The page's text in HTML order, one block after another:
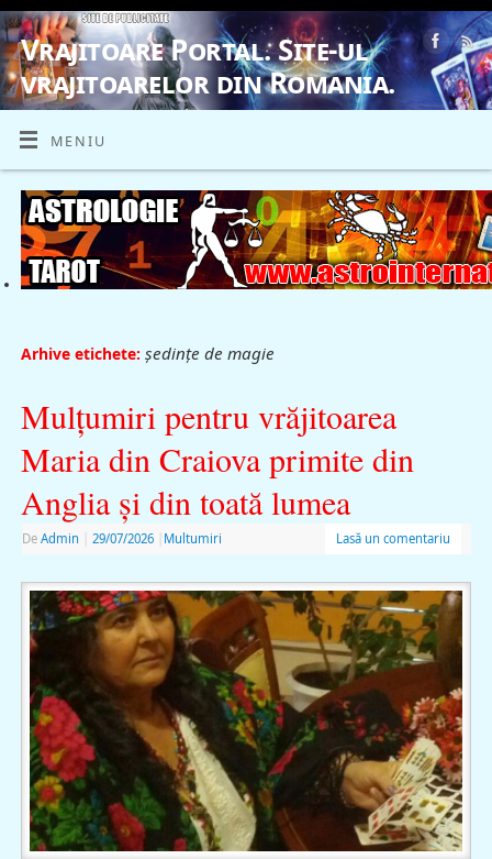
Vrajitoare Portal. Site-ul
vrajitoarelor din Romania.
VRAJITOARE, VRAJITOARELE, VRAJITOARE
MENIU
Arhive etichete: şedinţe de magie
Mulţumiri pentru vrăjitoarea
Maria din Craiova primite din
Anglia și din toată lumea
De Admin 29/07/2026 Multumiri Lasă un comentariu